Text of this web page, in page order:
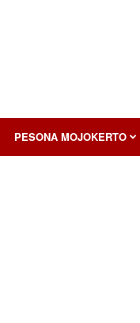
PESONA MOJOKERTO